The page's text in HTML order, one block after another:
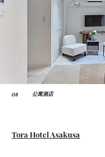
08 公寓酒店
Tora Hotel Asakusa